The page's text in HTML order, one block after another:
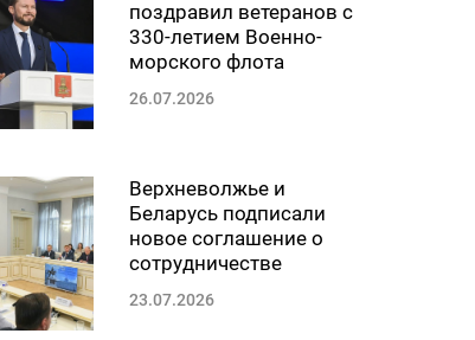
поздравил ветеранов с
330-летием Военно-
морского флота
26.07.2026
Верхневолжье и
Беларусь подписали
новое соглашение о
сотрудничестве
23.07.2026